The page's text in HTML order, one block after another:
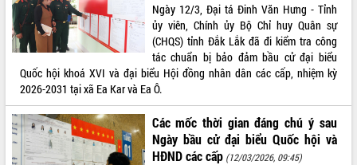
Ngày 12/3, Đại tá Đinh Văn Hưng - Tỉnh
ủy viên, Chính ủy Bộ Chỉ huy Quân sự
(CHQS) tỉnh Đắk Lắk đã đi kiểm tra công
tác chuẩn bị bảo đảm bầu cử đại biểu
Quốc hội khoá XVI và đại biểu Hội đồng nhân dân các cấp, nhiệm kỳ
2026-2031 tại xã Ea Kar và Ea Ô.
Các mốc thời gian đáng chú ý sau
Ngày bầu cử đại biểu Quốc hội và
HĐND các cấp (12/03/2026, 09:45)